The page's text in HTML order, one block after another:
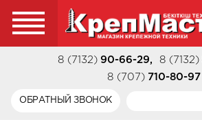
8 (7132) 90-66-29, 8 (7132)
8 (707) 710-80-97
ОБРАТНЫЙ ЗВОНОК